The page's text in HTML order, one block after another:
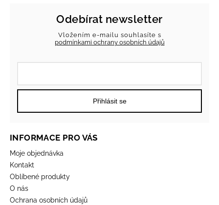
Odebírat newsletter
Vložením e-mailu souhlasíte s
podmínkami ochrany osobních údajů
Přihlásit se
INFORMACE PRO VÁS
Moje objednávka
Kontakt
Oblíbené produkty
O nás
Ochrana osobních údajů